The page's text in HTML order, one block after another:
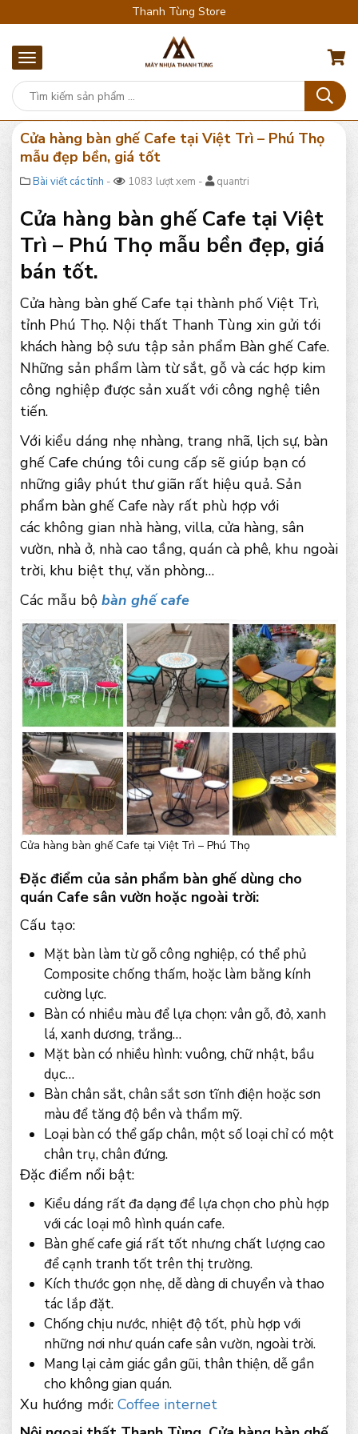
Thanh Tùng Store
Cửa hàng bàn ghế Cafe tại Việt Trì – Phú Thọ
mẫu đẹp bền, giá tốt
Bài viết các tỉnh - 1083 lượt xem - quantri
Cửa hàng bàn ghế Cafe tại Việt
Trì – Phú Thọ mẫu bền đẹp, giá
bán tốt.
Cửa hàng bàn ghế Cafe tại thành phố Việt Trì,
tỉnh Phú Thọ. Nội thất Thanh Tùng xin gửi tới
khách hàng bộ sưu tập sản phẩm Bàn ghế Cafe.
Những sản phẩm làm từ sắt, gỗ và các hợp kim
công nghiệp được sản xuất với công nghệ tiên
tiến.
Với kiểu dáng nhẹ nhàng, trang nhã, lịch sự, bàn
ghế Cafe chúng tôi cung cấp sẽ giúp bạn có
những giây phút thư giãn rất hiệu quả. Sản
phẩm bàn ghế Cafe này rất phù hợp với
các không gian nhà hàng, villa, cửa hàng, sân
vườn, nhà ở, nhà cao tầng, quán cà phê, khu ngoài
trời, khu biệt thự, văn phòng…
Các mẫu bộ bàn ghế cafe
Cửa hàng bàn ghế Cafe tại Việt Trì – Phú Thọ
Đặc điểm của sản phẩm bàn ghế dùng cho
quán Cafe sân vườn hoặc ngoài trời:
Cấu tạo:
Mặt bàn làm từ gỗ công nghiệp, có thể phủ
Composite chống thấm, hoặc làm bằng kính
cường lực.
Bàn có nhiều màu để lựa chọn: vân gỗ, đỏ, xanh
lá, xanh dương, trắng…
Mặt bàn có nhiều hình: vuông, chữ nhật, bầu
dục…
Bàn chân sắt, chân sắt sơn tĩnh điện hoặc sơn
màu để tăng độ bền và thẩm mỹ.
Loại bàn có thể gấp chân, một số loại chỉ có một
chân trụ, chân đứng.
Đặc điểm nổi bật:
Kiểu dáng rất đa dạng để lựa chọn cho phù hợp
với các loại mô hình quán cafe.
Bàn ghế cafe giá rất tốt nhưng chất lượng cao
để cạnh tranh tốt trên thị trường.
Kích thước gọn nhẹ, dễ dàng di chuyển và thao
tác lắp đặt.
Chống chịu nước, nhiệt độ tốt, phù hợp với
những nơi như quán cafe sân vườn, ngoài trời.
Mang lại cảm giác gần gũi, thân thiện, dễ gần
cho không gian quán.
Xu hướng mới: Coffee internet